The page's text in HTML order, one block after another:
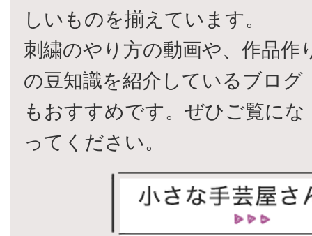
しいものを揃えています。
刺繍のやり方の動画や、作品作
の豆知識を紹介しているブログ
もおすすめです。ぜひご覧にな
ってください。